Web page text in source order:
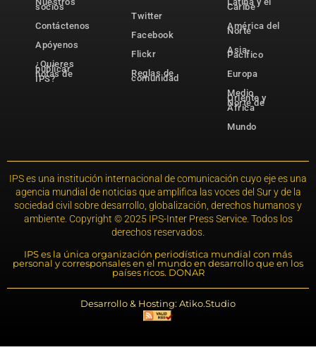
socios
Contáctenos
Apóyenos
¿Quieres
publicar
notas de
IPS?
Twitter
Facebook
Flickr
Reglas de
comunidad
Caribe
América del
Norte
Asia-
Pacífico
Europa
Medio
Oriente y
Norte de
África
Mundo
IPS es una institución internacional de comunicación cuyo eje es una
agencia mundial de noticias que amplifica las voces del Sur y de la
sociedad civil sobre desarrollo, globalización, derechos humanos y
ambiente. Copyright © 2025 IPS-Inter Press Service. Todos los
derechos reservados.
IPS es la única organización periodística mundial con más
personal y corresponsales en el mundo en desarrollo que en los
países ricos. DONAR
Desarrollo & Hosting: Atiko.Studio